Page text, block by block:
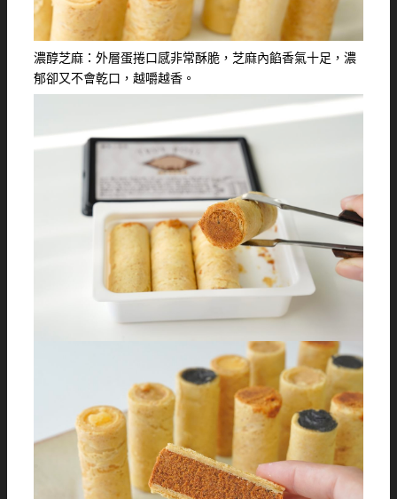
濃醇芝麻：外層蛋捲口感非常酥脆，芝麻內餡香氣十足，濃
郁卻又不會乾口，越嚼越香。